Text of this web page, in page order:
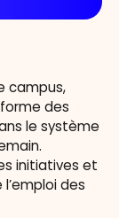
campus,
des
le système
initiatives et
des